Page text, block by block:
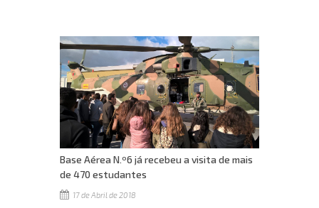
Base Aérea N.º6 já recebeu a visita de mais
de 470 estudantes
17 de Abril de 2018